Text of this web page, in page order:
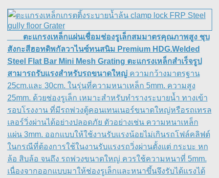
ตะแกรงเหล็กแผ่นเชื่อมช่องรูเล็กสมมาตรคุณภาพสูง ชุบ
สังกะสีฮอทดิพกัลวาไนซ์ทนสนิม Premium HDG.Welded
Steel Flat Bar Mini Mesh Grating ตะแกรงเหล็กสำเร็จรูป
สามารถรับแรงสำหรับรถขนาดใหญ่ ความกว้างมาตรฐาน
25cm.และ 30cm. ในรุ่นที่ความหนาเหล็ก 5mm. ความสูง
25mm. ด้วยช่องรูเล็ก เหมาะสำหรับทำรางระบายน้ำ ทางเข้า
รอบโรงงาน ที่มีรถพ่วงตู้คอนเทนเนอร์ขนาดใหญ่หรือรถเทรล
เลอร์วิ่งผ่านได้อย่างปลอดภัย ตัวอย่างเช่น ความหนาเหล็ก
แผ่น 3mm. ออกแบบให้ใช้งานรับแรงน้อยไม่เกินรถโฟล์คลิฟต์
ในกรณีที่ต้องการใช้ในงานรับแรงรถวิ่งผ่านตั้งแต่ กระบะ หก
ล้อ สิบล้อ จนถึง รถพ่วงขนาดใหญ่ ควรใช้ความหนาที่ 5mm.
เนื่องจากออกแบบมาให้ช่องรูเล็กและหนาขึ้นจึงรับได้แรงได้